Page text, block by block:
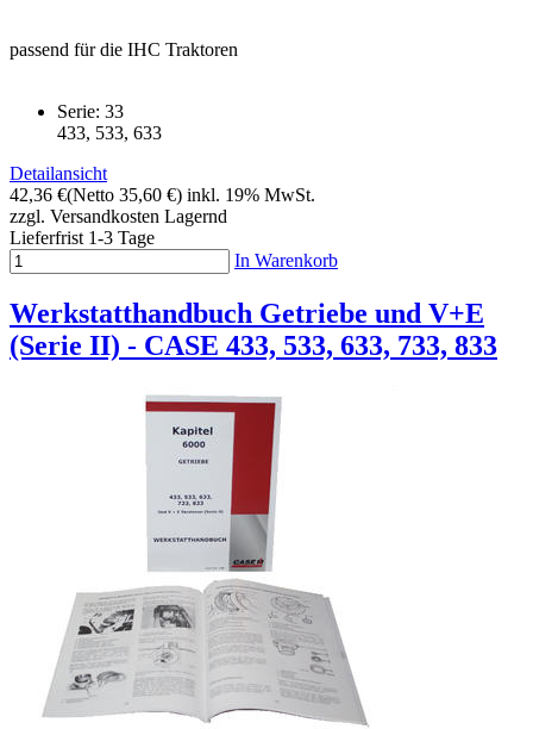
passend für die IHC Traktoren
Serie: 33
433, 533, 633
Detailansicht
42,36 €(Netto 35,60 €) inkl. 19% MwSt.
zzgl. Versandkosten Lagernd
Lieferfrist 1-3 Tage
In Warenkorb
Werkstatthandbuch Getriebe und V+E
(Serie II) - CASE 433, 533, 633, 733, 833